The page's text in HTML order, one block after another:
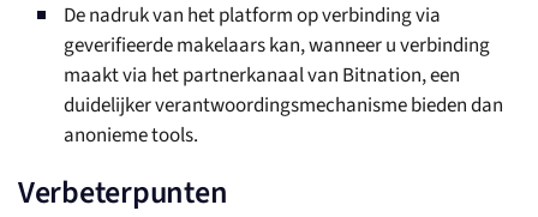
De nadruk van het platform op verbinding via
geverifieerde makelaars kan, wanneer u verbinding
maakt via het partnerkanaal van Bitnation, een
duidelijker verantwoordingsmechanisme bieden dan
anonieme tools.
Verbeterpunten